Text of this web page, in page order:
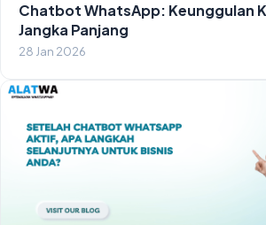
Chatbot WhatsApp: Keunggulan
Jangka Panjang
28 Jan 2026